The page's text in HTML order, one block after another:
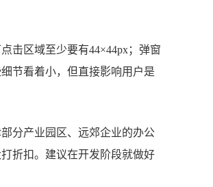
击区域至少要有44×44px；弹窗
节看着小，但直接影响用户是
分产业园区、远郊企业的办公
折扣。建议在开发阶段就做好